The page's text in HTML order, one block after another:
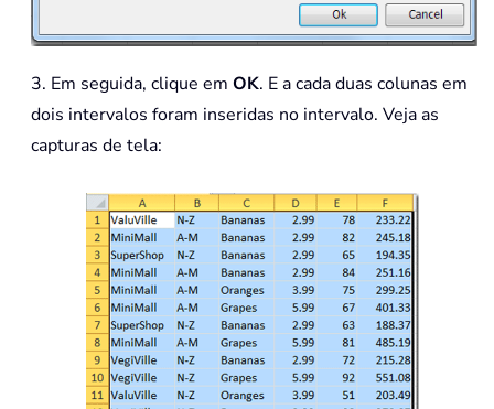
3. Em seguida, clique em OK. E a cada duas colunas em
dois intervalos foram inseridas no intervalo. Veja as
capturas de tela: